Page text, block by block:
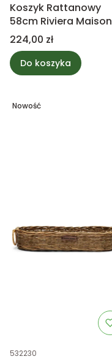
Koszyk Rattanowy
58cm Riviera Maison
Cena
224,00 zł
Do koszyka
Nowość
Kod produktu
532230